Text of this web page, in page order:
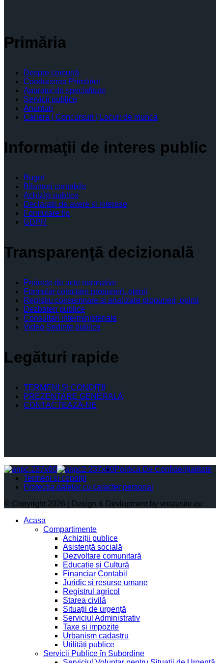
Primăria
Despre comună
Conducerea Primăriei
Aparatul de specialitate
Servicii publice
Anunturi
Cariera | Concursuri | Locuri de munca
Informaţii de interes public
Buget
Bilanţuri contabile
Achiziţii publice
Declaratii de avere si interese
Formulare tip
GDPR
Transparenţă decizională
Proiecte de acte normative
Formular colectare propuneri, opinii
Registru consemnare si analizare propuneri, opinii
Dezbateri publice
Consultari interministeriale
Video Şedinţe publice
Legături rapide
TERMENI ŞI CONDIŢII
PREZENTARE GENERALĂ
CONTACTEAZĂ-NE
Politica De Confidențialitate
Termeni și condiții
Protectia datelor cu caracter personal
© Copyright 2026 | Design & Devlopment by vreausite.eu
Acasa
Compartimente
Achiziții publice
Asistență socială
Dezvoltare comunitară
Educație și Cultură
Financiar Contabil
Juridic si resurse umane
Registrul agricol
Starea civilă
Situații de urgență
Serviciul Administrativ
Taxe și impozite
Urbanism cadastru
Utilități publice
Servicii Publice în Subordine